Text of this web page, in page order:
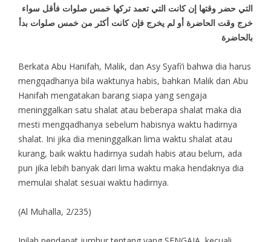
التي حضر وقتها إن كانت التي تعمد تركها خمس صلوات فأقل سواء
خرج وقت الحاضرة أو لم يخرج فإن كانت أكثر من خمس صلوات بدأ
بالحاضرة
Berkata Abu Hanifah, Malik, dan Asy Syafi’i bahwa dia harus
mengqadhanya bila waktunya habis, bahkan Malik dan Abu
Hanifah mengatakan barang siapa yang sengaja
meninggalkan satu shalat atau beberapa shalat maka dia
mesti mengqadhanya sebelum habisnya waktu hadirnya
shalat. Ini jika dia meninggalkan lima waktu shalat atau
kurang, baik waktu hadirnya sudah habis atau belum, ada
pun jika lebih banyak dari lima waktu maka hendaknya dia
memulai shalat sesuai waktu hadirnya.
(Al Muhalla, 2/235)